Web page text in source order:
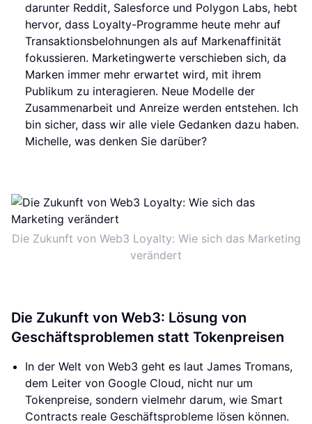
darunter Reddit, Salesforce und Polygon Labs, hebt
hervor, dass Loyalty-Programme heute mehr auf
Transaktionsbelohnungen als auf Markenaffinität
fokussieren. Marketingwerte verschieben sich, da
Marken immer mehr erwartet wird, mit ihrem
Publikum zu interagieren. Neue Modelle der
Zusammenarbeit und Anreize werden entstehen. Ich
bin sicher, dass wir alle viele Gedanken dazu haben.
Michelle, was denken Sie darüber?
Die Zukunft von Web3 Loyalty: Wie sich das Marketing
verändert
Die Zukunft von Web3: Lösung von
Geschäftsproblemen statt Tokenpreisen
In der Welt von Web3 geht es laut James Tromans,
dem Leiter von Google Cloud, nicht nur um
Tokenpreise, sondern vielmehr darum, wie Smart
Contracts reale Geschäftsprobleme lösen können.